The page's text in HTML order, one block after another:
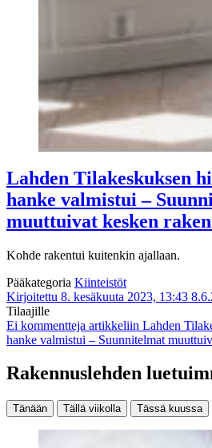
Lahden Tilakeskuksen
hanke valmistui –
muuttuivat kesken
Kohde rakentui kuitenkin ajallaan.
Pääkategoria Kiinteistöt
Kirjoitettu 8. kesäkuuta 2023, 13:43
Tilaajille
Ei kommentteja artikkeliin Lahden
hanke valmistui – Suunnitelmat
Rakennuslehden
Tänään Tällä viikolla Tässä kuussa